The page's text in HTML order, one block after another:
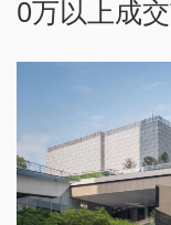
0万以上成